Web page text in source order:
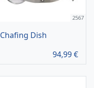
2567
Chafing Dish
94,99€